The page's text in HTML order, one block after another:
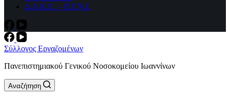
Δ.Α.Κ.Ε. – Π.Γ.Ν.Ι.
Σύλλογος Εργαζομένων
Πανεπιστημιακού Γενικού Νοσοκομείου Ιωαννίνων
Αναζήτηση